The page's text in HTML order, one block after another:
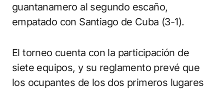
guantanamero al segundo escaño,
empatado con Santiago de Cuba (3-1).
El torneo cuenta con la participación de
siete equipos, y su reglamento prevé que
los ocupantes de los dos primeros lugares